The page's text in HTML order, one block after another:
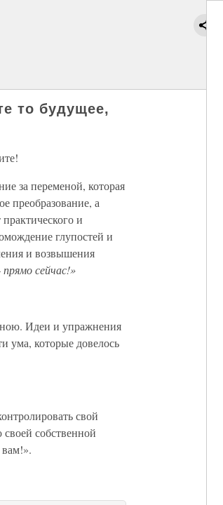
то будущее,
за переменой, которая
преобразование, а
и
глупостей и
и возвышения
прямо сейчас!»
Идеи и упражнения
ума, которые довелось
свой
собственной